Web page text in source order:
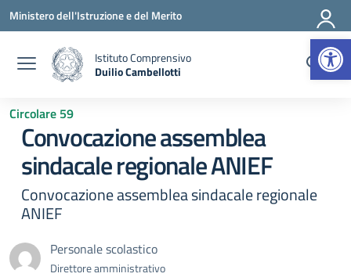
Vai ai contenuti
Vai al menu di navigazione
Vai al footer
Ministero dell'Istruzione e del Merito
Istituto Comprensivo
Duilio Cambellotti
Circolare 59
Convocazione assemblea
sindacale regionale ANIEF
Convocazione assemblea sindacale regionale
ANIEF
Personale scolastico
Direttore amministrativo